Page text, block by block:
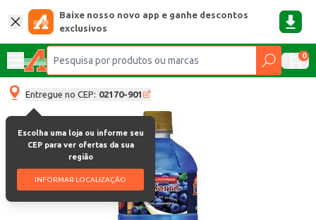
Baixe nosso novo app e ganhe descontos
exclusivos
0
Entregue no CEP: 02170-901
Escolha uma loja ou informe seu
CEP para ver ofertas da sua
região
INFORMAR LOCALIZAÇÃO